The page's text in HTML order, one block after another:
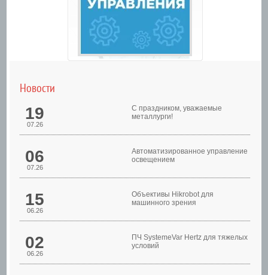
Шкафы управления
Новости
19
07.26
С праздником, уважаемые
металлурги!
06
07.26
Автоматизированное управление
освещением
15
06.26
Объективы Hikrobot для
машинного зрения
02
06.26
ПЧ SystemeVar Hertz для тяжелых
условий